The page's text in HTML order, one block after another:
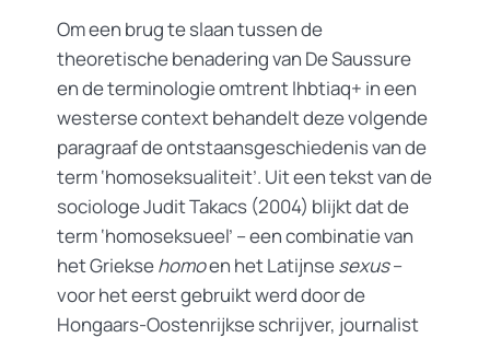
Om een brug te slaan tussen de
theoretische benadering van De Saussure
en de terminologie omtrent lhbtiaq+ in een
westerse context behandelt deze volgende
paragraaf de ontstaansgeschiedenis van de
term ‘homoseksualiteit’. Uit een tekst van de
sociologe Judit Takacs (2004) blijkt dat de
term ‘homoseksueel’ – een combinatie van
het Grieksehomoen het Latijnsesexus–
voor het eerst gebruikt werd door de
Hongaars-Oostenrijkse schrijver, journalist